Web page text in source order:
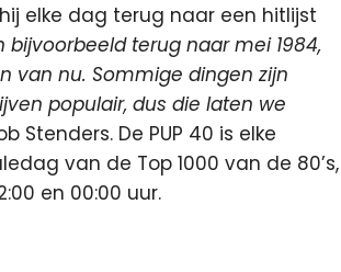
elke dag terug naar een hitlijst
bijvoorbeeld terug naar mei 1984,
van nu. Sommige dingen zijn
populair, dus die laten we
Stenders. De PUP 40 is elke
van de Top 1000 van de 80’s,
en 00:00 uur.